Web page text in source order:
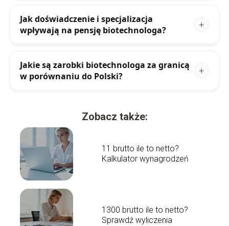
Jak doświadczenie i specjalizacja
wpływają na pensję biotechnologa?
Jakie są zarobki biotechnologa za granicą
w porównaniu do Polski?
Zobacz także:
11 brutto ile to netto?
Kalkulator wynagrodzeń
1300 brutto ile to netto?
Sprawdź wyliczenia